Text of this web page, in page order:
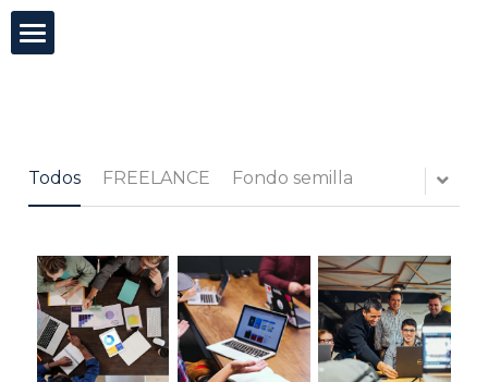
Mentorías
Blog
Test de agilidad
Todos FREELANCE Fondo semilla